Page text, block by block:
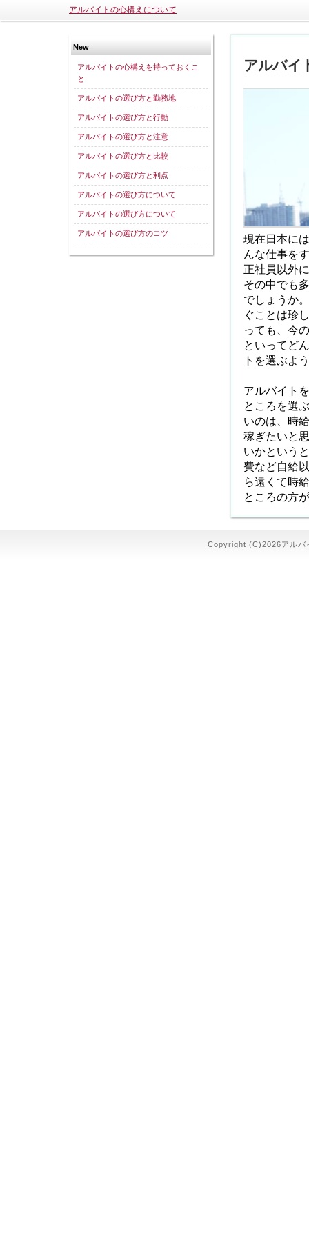
アルバイトの心構えについて
New
アルバイトの心構えを持っておくこ
と
アルバイトの選び方と勤務地
アルバイトの選び方と行動
アルバイトの選び方と注意
アルバイトの選び方と比較
アルバイトの選び方と利点
アルバイトの選び方について
アルバイトの選び方について
アルバイトの選び方のコツ
アルバイ
現在日本に
んな仕事を
正社員以外
その中でも
でしょうか
ぐことは珍
っても、今
といってど
トを選ぶよ
アルバイト
ところを選
いのは、時
稼ぎたいと
いかという
費など自給
ら遠くて時
ところの方
Copyright (C)2026アルバ